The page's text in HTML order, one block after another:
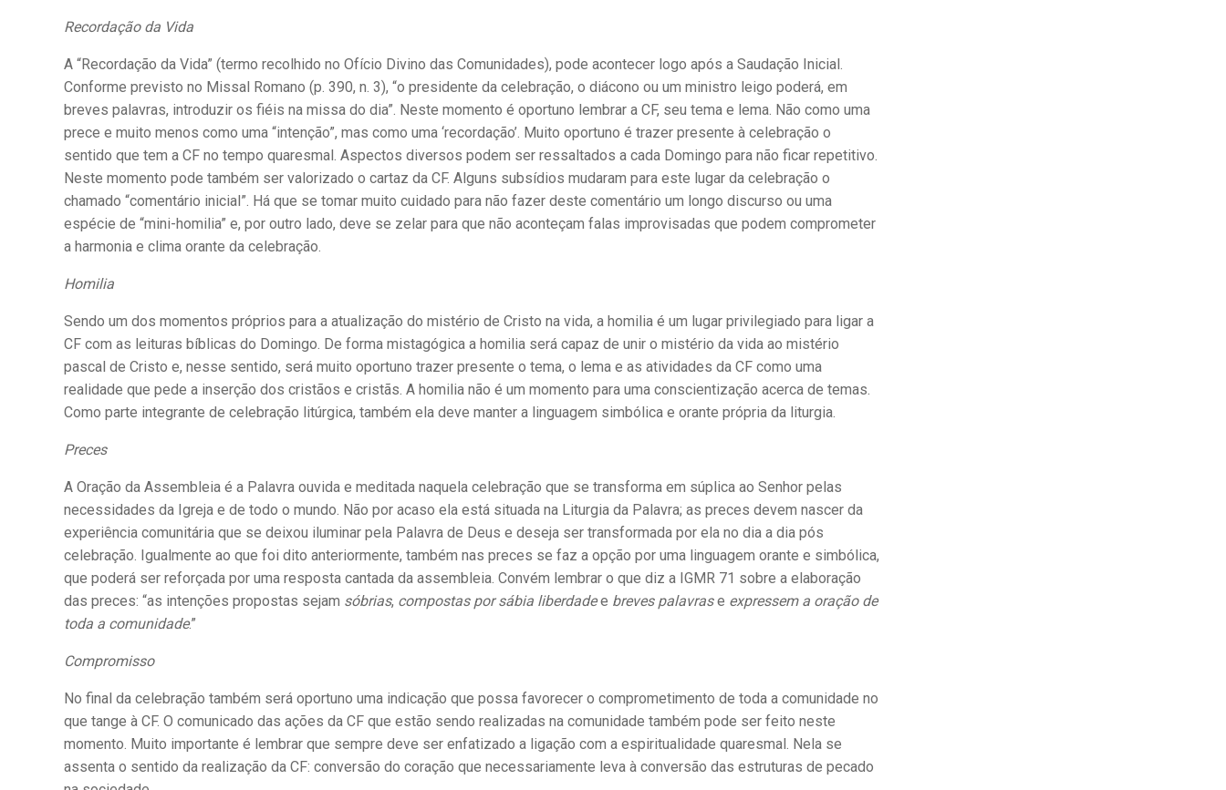
Recordação da Vida
A “Recordação da Vida” (termo recolhido no Ofício Divino das Comunidades), pode acontecer logo após a Saudação Inicial.
Conforme previsto no Missal Romano (p. 390, n. 3), “o presidente da celebração, o diácono ou um ministro leigo poderá, em
breves palavras, introduzir os fiéis na missa do dia”. Neste momento é oportuno lembrar a CF, seu tema e lema. Não como uma
prece e muito menos como uma “intenção”, mas como uma ‘recordação’. Muito oportuno é trazer presente à celebração o
sentido que tem a CF no tempo quaresmal. Aspectos diversos podem ser ressaltados a cada Domingo para não ficar repetitivo.
Neste momento pode também ser valorizado o cartaz da CF. Alguns subsídios mudaram para este lugar da celebração o
chamado “comentário inicial”. Há que se tomar muito cuidado para não fazer deste comentário um longo discurso ou uma
espécie de “mini-homilia” e, por outro lado, deve se zelar para que não aconteçam falas improvisadas que podem comprometer
a harmonia e clima orante da celebração.
Homilia
Sendo um dos momentos próprios para a atualização do mistério de Cristo na vida, a homilia é um lugar privilegiado para ligar a
CF com as leituras bíblicas do Domingo. De forma mistagógica a homilia será capaz de unir o mistério da vida ao mistério
pascal de Cristo e, nesse sentido, será muito oportuno trazer presente o tema, o lema e as atividades da CF como uma
realidade que pede a inserção dos cristãos e cristãs. A homilia não é um momento para uma conscientização acerca de temas.
Como parte integrante de celebração litúrgica, também ela deve manter a linguagem simbólica e orante própria da liturgia.
Preces
A Oração da Assembleia é a Palavra ouvida e meditada naquela celebração que se transforma em súplica ao Senhor pelas
necessidades da Igreja e de todo o mundo. Não por acaso ela está situada na Liturgia da Palavra; as preces devem nascer da
experiência comunitária que se deixou iluminar pela Palavra de Deus e deseja ser transformada por ela no dia a dia pós
celebração. Igualmente ao que foi dito anteriormente, também nas preces se faz a opção por uma linguagem orante e simbólica,
que poderá ser reforçada por uma resposta cantada da assembleia. Convém lembrar o que diz a IGMR 71 sobre a elaboração
das preces: “as intenções propostas sejam sóbrias, compostas por sábia liberdadee breves palavrase expressem a oração de
toda a comunidade.”
Compromisso
No final da celebração também será oportuno uma indicação que possa favorecer o comprometimento de toda a comunidade no
que tange à CF. O comunicado das ações da CF que estão sendo realizadas na comunidade também pode ser feito neste
momento. Muito importante é lembrar que sempre deve ser enfatizado a ligação com a espiritualidade quaresmal. Nela se
assenta o sentido da realização da CF: conversão do coração que necessariamente leva à conversão das estruturas de pecado